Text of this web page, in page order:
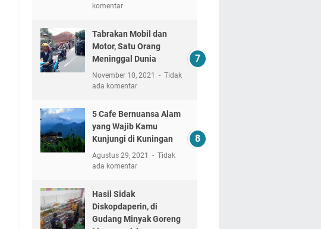
komentar
Tabrakan Mobil dan
Motor, Satu Orang
Meninggal Dunia
November 10, 2021
Tidak
ada komentar
5 Cafe Bernuansa Alam
yang Wajib Kamu
Kunjungi di Kuningan
Agustus 29, 2021
Tidak
ada komentar
Hasil Sidak
Diskopdaperin, di
Gudang Minyak Goreng